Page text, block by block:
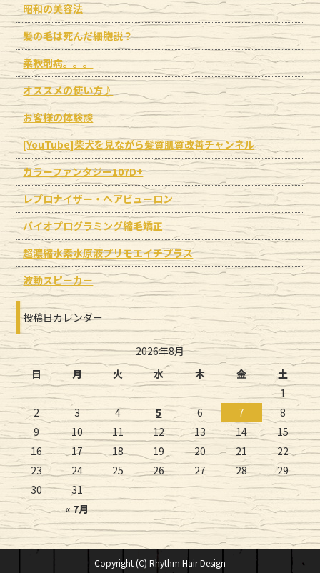
昭和の美容法
髪の毛は死んだ細胞説？
柔軟剤病。。。
オススメの使い方♪
お客様の体験談
[YouTube]柴犬を見ながら髪質肌質改善チャンネル
カラーファンタジー107D+
レプロナイザー・ヘアビューロン
バイオプログラミング縮毛矯正
超濃縮水素水原液プリモエイチプラス
波動スピーカー
投稿日カレンダー
2026年8月
日
月 火 水 木 金 土
« 7月
1
2
3 4 5 6 7
8
9
10 11 12 13 14
15
16
17 18 19 20 21
22
23
24 25 26 27 28
29
30
31
Copyright (C) Rhythm Hair Design